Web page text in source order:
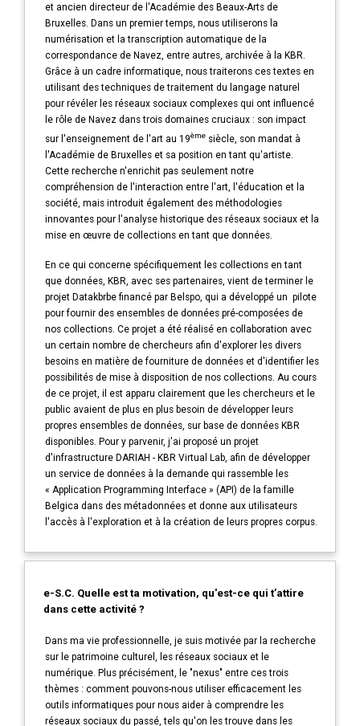
et ancien directeur de l'Académie des Beaux-Arts de
Bruxelles. Dans un premier temps, nous utiliserons la
numérisation et la transcription automatique de la
correspondance de Navez, entre autres, archivée à la KBR.
Grâce à un cadre informatique, nous traiterons ces textes en
utilisant des techniques de traitement du langage naturel
pour révéler les réseaux sociaux complexes qui ont influencé
le rôle de Navez dans trois domaines cruciaux : son impact
sur l'enseignement de l'art au 19ème siècle, son mandat à
l'Académie de Bruxelles et sa position en tant qu'artiste.
Cette recherche n'enrichit pas seulement notre
compréhension de l'interaction entre l'art, l'éducation et la
société, mais introduit également des méthodologies
innovantes pour l'analyse historique des réseaux sociaux et la
mise en œuvre de collections en tant que données.
En ce qui concerne spécifiquement les collections en tant
que données, KBR, avec ses partenaires, vient de terminer le
projet Datakbrbe financé par Belspo, qui a développé un pilote
pour fournir des ensembles de données pré-composées de
nos collections. Ce projet a été réalisé en collaboration avec
un certain nombre de chercheurs afin d'explorer les divers
besoins en matière de fourniture de données et d'identifier les
possibilités de mise à disposition de nos collections. Au cours
de ce projet, il est apparu clairement que les chercheurs et le
public avaient de plus en plus besoin de développer leurs
propres ensembles de données, sur base de données KBR
disponibles. Pour y parvenir, j'ai proposé un projet
d'infrastructure DARIAH - KBR Virtual Lab, afin de développer
un service de données à la demande qui rassemble les
« Application Programming Interface » (API) de la famille
Belgica dans des métadonnées et donne aux utilisateurs
l'accès à l'exploration et à la création de leurs propres corpus.
e-S.C. Quelle est ta motivation, qu'est-ce qui t’attire
dans cette activité ?
Dans ma vie professionnelle, je suis motivée par la recherche
sur le patrimoine culturel, les réseaux sociaux et le
numérique. Plus précisément, le "nexus" entre ces trois
thèmes : comment pouvons-nous utiliser efficacement les
outils informatiques pour nous aider à comprendre les
réseaux sociaux du passé, tels qu'on les trouve dans les